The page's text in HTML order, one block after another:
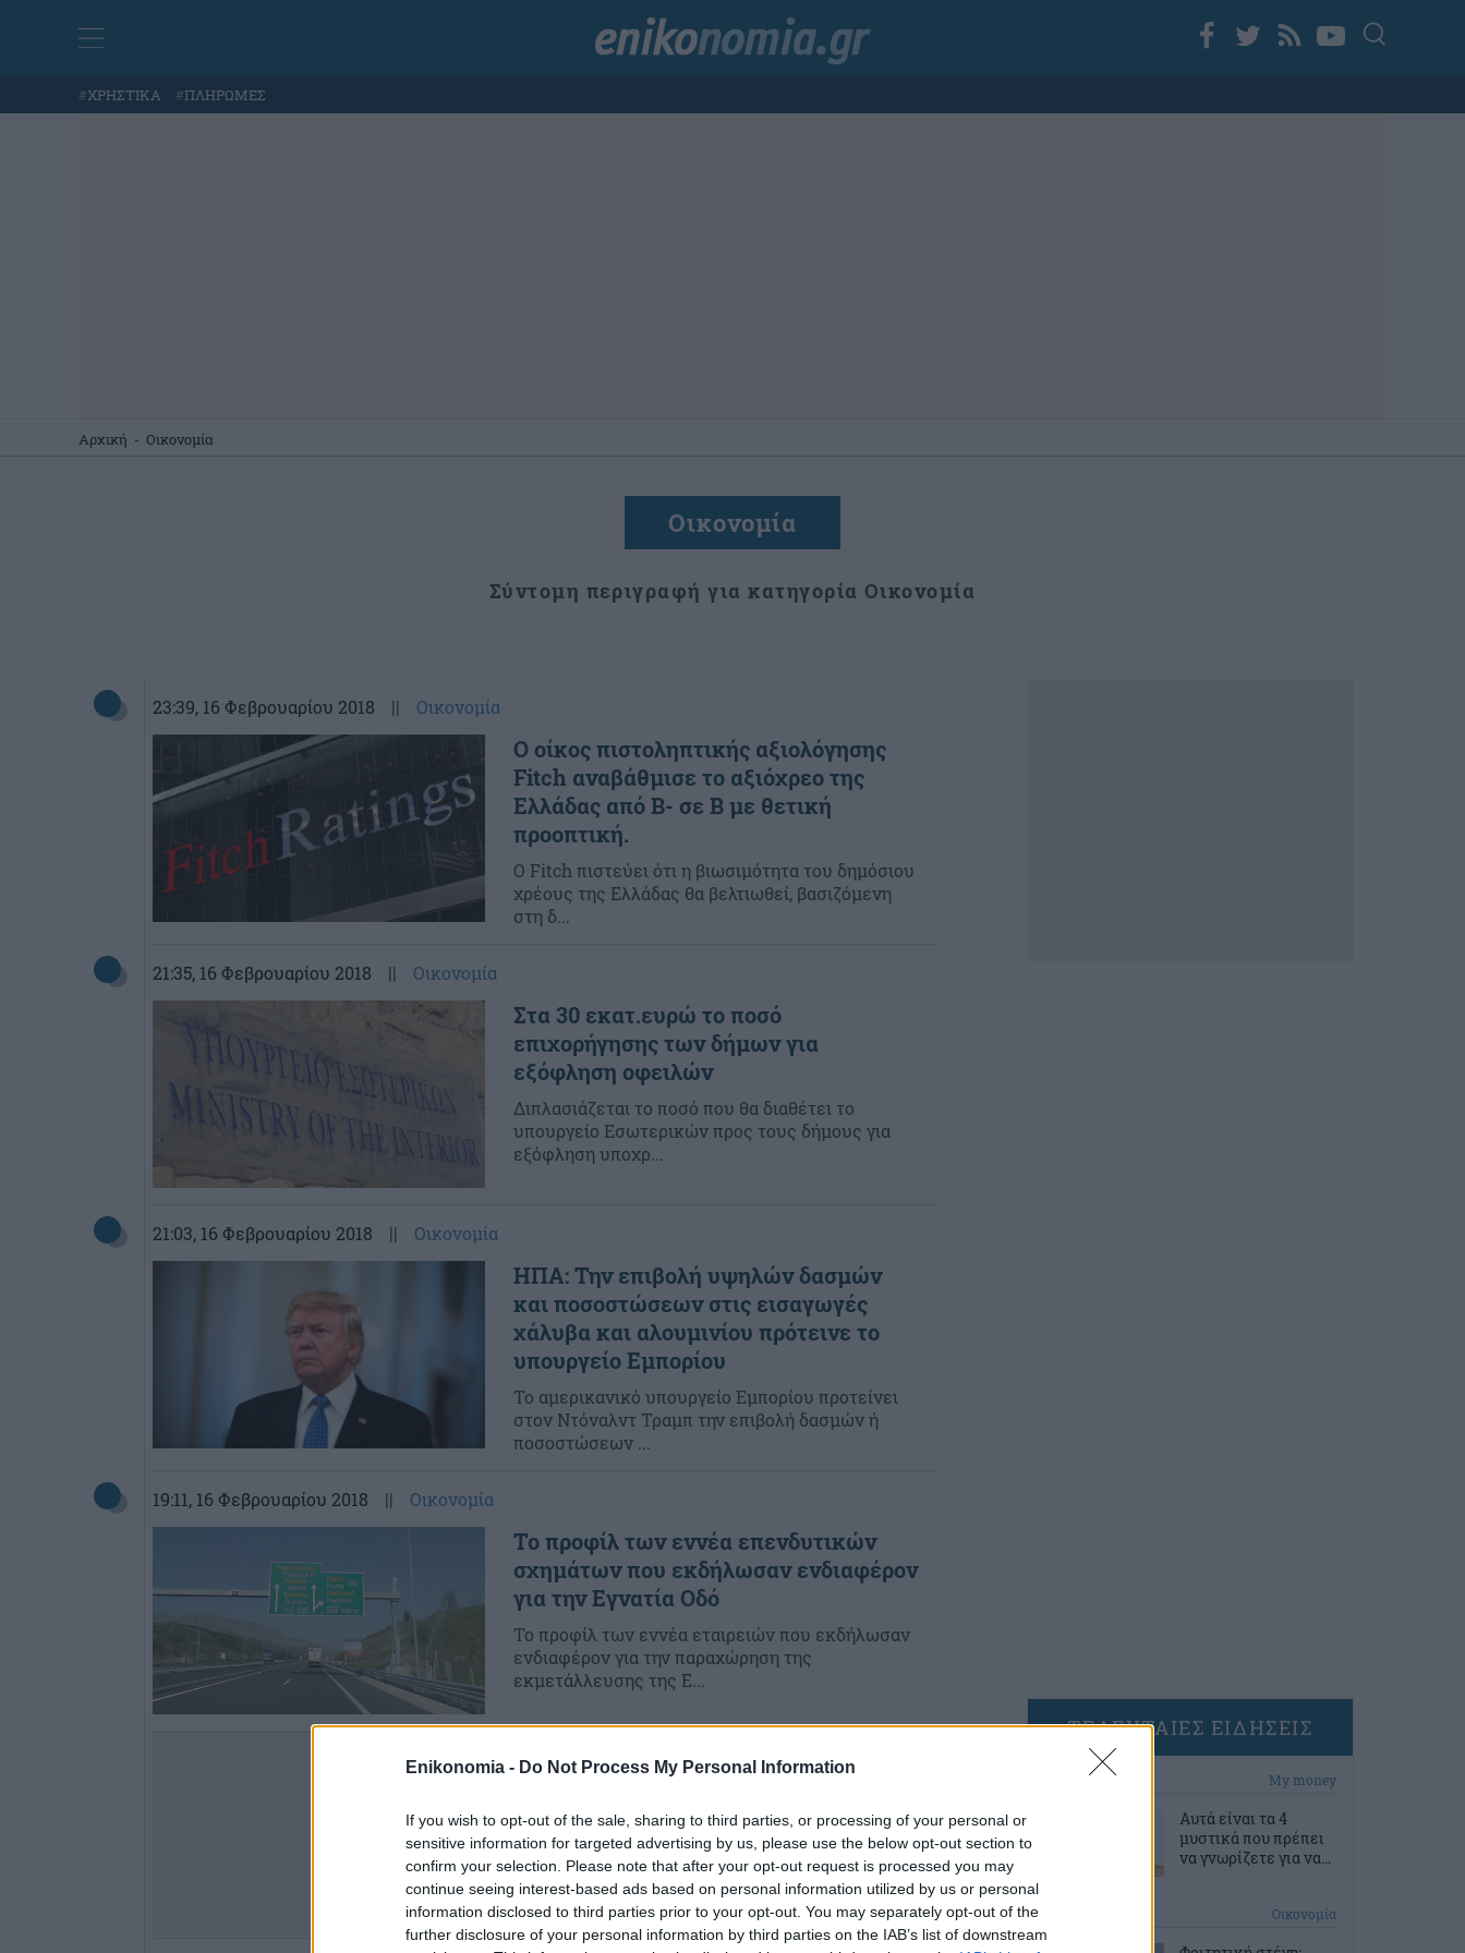
Enikonomia - Do Not Process My Personal Information
If you wish to opt-out of the sale, sharing to third parties, or processing of your personal or
sensitive information for targeted advertising by us, please use the below opt-out section to
confirm your selection. Please note that after your opt-out request is processed you may
continue seeing interest-based ads based on personal information utilized by us or personal
information disclosed to third parties prior to your opt-out. You may separately opt-out of the
further disclosure of your personal information by third parties on the IAB’s list of downstream
#ΧΡΗΣΤΙΚΑ #ΠΛΗΡΩΜΕΣ
Αρχική - Οικονομία
Οικονομία
Σύντομη περιγραφή για κατηγορία Οικονομία
23:39, 16 Φεβρουαρίου 2018 || Οικονομία
Ο οίκος πιστοληπτικής αξιολόγησης
Fitch αναβάθμισε το αξιόχρεο της
Ελλάδας από Β- σε Β με θετική
προοπτική.
Ο Fitch πιστεύει ότι η βιωσιμότητα του δημόσιου
χρέους της Ελλάδας θα βελτιωθεί, βασιζόμενη
στη δ...
21:35, 16 Φεβρουαρίου 2018 || Οικονομία
Στα 30 εκατ.ευρώ το ποσό
επιχορήγησης των δήμων για
εξόφληση οφειλών
Διπλασιάζεται το ποσό που θα διαθέτει το
υπουργείο Εσωτερικών προς τους δήμους για
εξόφληση υποχρ...
21:03, 16 Φεβρουαρίου 2018 || Οικονομία
ΗΠΑ: Την επιβολή υψηλών δασμών
και ποσοστώσεων στις εισαγωγές
χάλυβα και αλουμινίου πρότεινε το
υπουργείο Εμπορίου
To αμερικανικό υπουργείο Εμπορίου προτείνει
στον Ντόναλντ Τραμπ την επιβολή δασμών ή
ποσοστώσεων ...
19:11, 16 Φεβρουαρίου 2018 || Οικονομία
Το προφίλ των εννέα επενδυτικών
σχημάτων που εκδήλωσαν ενδιαφέρον
για την Εγνατία Οδό
To προφίλ των εννέα εταιρειών που εκδήλωσαν
ενδιαφέρον για την παραχώρηση της
εκμετάλλευσης της Ε...
ΤΕΛΕΥΤΑΙΕΣ ΕΙΔΗΣΕΙΣ
23 λεπτά πριν My money
Αυτά είναι τα 4
μυστικά που πρέπει
να γνωρίζετε για να...
Οικονομία